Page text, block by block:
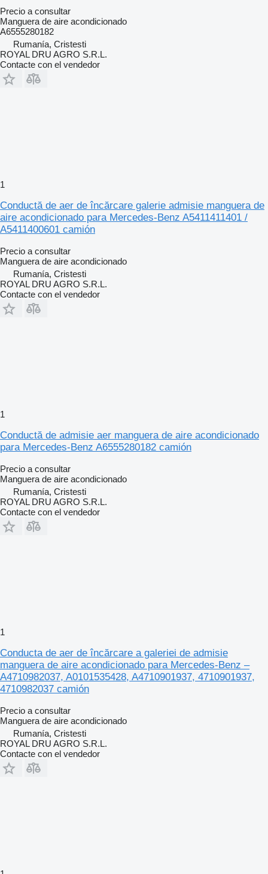
Precio a consultar
Manguera de aire acondicionado
A6555280182
Rumanía, Cristesti
ROYAL DRU AGRO S.R.L.
Contacte con el vendedor
1
Conductă de aer de încărcare galerie admisie manguera de
aire acondicionado para Mercedes-Benz A5411411401 /
A5411400601 camión
Precio a consultar
Manguera de aire acondicionado
Rumanía, Cristesti
ROYAL DRU AGRO S.R.L.
Contacte con el vendedor
1
Conductă de admisie aer manguera de aire acondicionado
para Mercedes-Benz A6555280182 camión
Precio a consultar
Manguera de aire acondicionado
Rumanía, Cristesti
ROYAL DRU AGRO S.R.L.
Contacte con el vendedor
1
Conducta de aer de încărcare a galeriei de admisie
manguera de aire acondicionado para Mercedes-Benz –
A4710982037, A0101535428, A4710901937, 4710901937,
4710982037 camión
Precio a consultar
Manguera de aire acondicionado
Rumanía, Cristesti
ROYAL DRU AGRO S.R.L.
Contacte con el vendedor